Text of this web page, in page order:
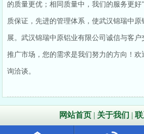
的质量更优；相同质量中，我们的服务更好
质保证，先进的管理体系，使武汉锦瑞中
展。武汉锦瑞中原铝业有限公司诚信与客
推广市场，您的需求是我们努力的方向！欢
询洽谈。
网站首页 | 关于我们 |